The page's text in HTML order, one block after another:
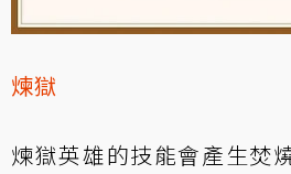
煉獄
煉獄英雄的技能會產生焚